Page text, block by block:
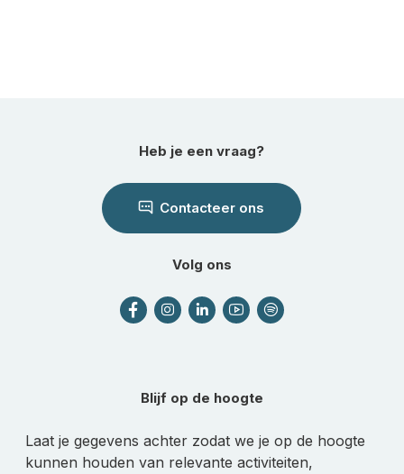
Heb je een vraag?
Contacteer ons
Volg ons
Blijf op de hoogte
Laat je gegevens achter zodat we je op de hoogte
kunnen houden van relevante activiteiten,